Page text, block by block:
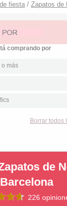
fiesta / Zapatos de
comprando por
o más
Borrar todos
de
Barcelona
226